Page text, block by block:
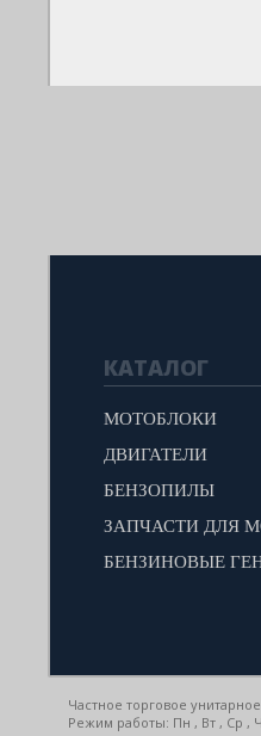
КАТАЛОГ
МОТОБЛОКИ
ДВИГАТЕЛИ
БЕНЗОПИЛЫ
ЗАПЧАСТИ ДЛЯ
БЕНЗИНОВЫЕ
Частное торговое
Режим работы: Пн , Вт , Ср ,